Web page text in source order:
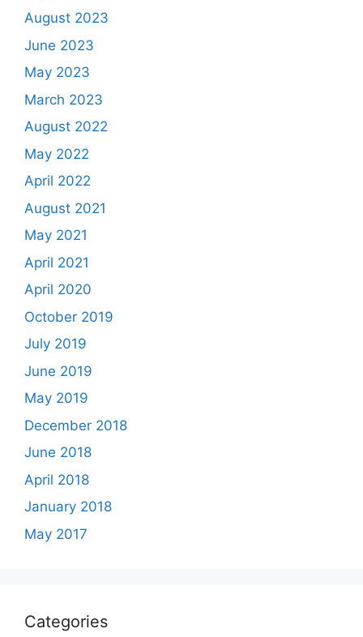
August 2023
June 2023
May 2023
March 2023
August 2022
May 2022
April 2022
August 2021
May 2021
April 2021
April 2020
October 2019
July 2019
June 2019
May 2019
December 2018
June 2018
April 2018
January 2018
May 2017
Categories